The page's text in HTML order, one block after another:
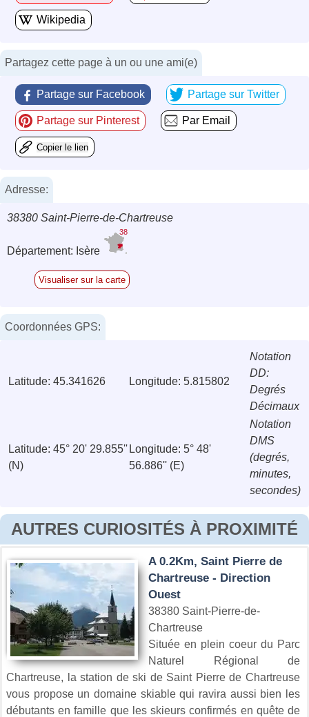
Wikipedia
Partagez cette page à un ou une ami(e)
Partage sur Facebook Partage sur Twitter
Partage sur Pinterest Par Email
Copier le lien
Adresse:
38380 Saint-Pierre-de-Chartreuse
Département: Isère
38
Visualiser sur la carte
Coordonnées GPS:
Latitude: 45.341626 Longitude: 5.815802
Notation
DD:
Degrés
Décimaux
Latitude: 45° 20' 29.855''
(N)
Longitude: 5° 48'
56.886'' (E)
Notation
DMS
(degrés,
minutes,
secondes)
AUTRES CURIOSITÉS À PROXIMITÉ
A 0.2Km, Saint Pierre de
Chartreuse - Direction
Ouest
38380 Saint-Pierre-de-
Chartreuse
Située en plein coeur du Parc
Naturel Régional de
Chartreuse, la station de ski de Saint Pierre de Chartreuse
vous propose un domaine skiable qui ravira aussi bien les
débutants en famille que les skieurs confirmés en quête de